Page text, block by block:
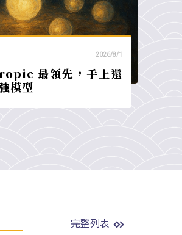
2026/8/1
最領先，手上還
模型
完整列表